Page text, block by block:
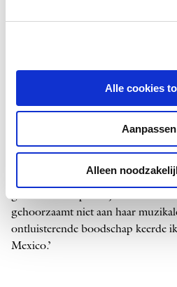
Alle cookies
Aanpassen
Alleen
Maar dat viel tegen. Het klassieke
bleven ze gesloten. Mijn Londense
ik ritmes zou weglaten. ‘Dat is
wierp ik tegen. Bij de
epicentrum van de avant-garde –
componist die doceerde in Milaan
gehoorzaamt niet aan haar
ontluisterende boodschap keerde
Mexico.’